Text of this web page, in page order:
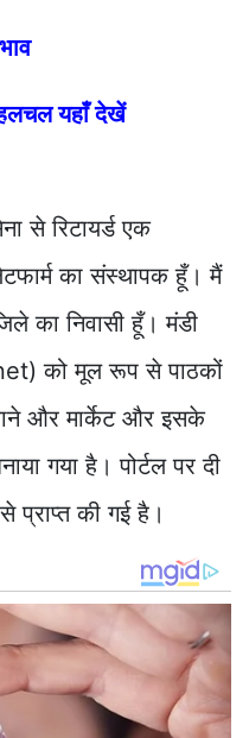
हलचल यहाँ देखें
से रिटायर्ड एक
का संस्थापक हूँ। मैं
का निवासी हूँ। मंडी
को मूल रूप से पाठकों
और मार्केट और इसके
गया है। पोर्टल पर दी
प्राप्त की गई है।